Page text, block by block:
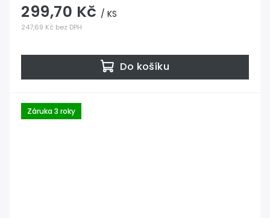
247,69 Kč bez DPH
299,70 Kč / KS
Do košíku
Záruka 3 roky